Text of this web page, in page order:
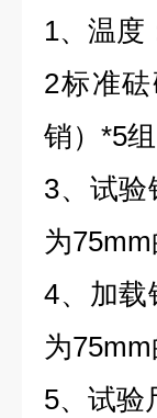
1、温
2标准
销）*5
3、试验
为
4、加载
为
5、试验